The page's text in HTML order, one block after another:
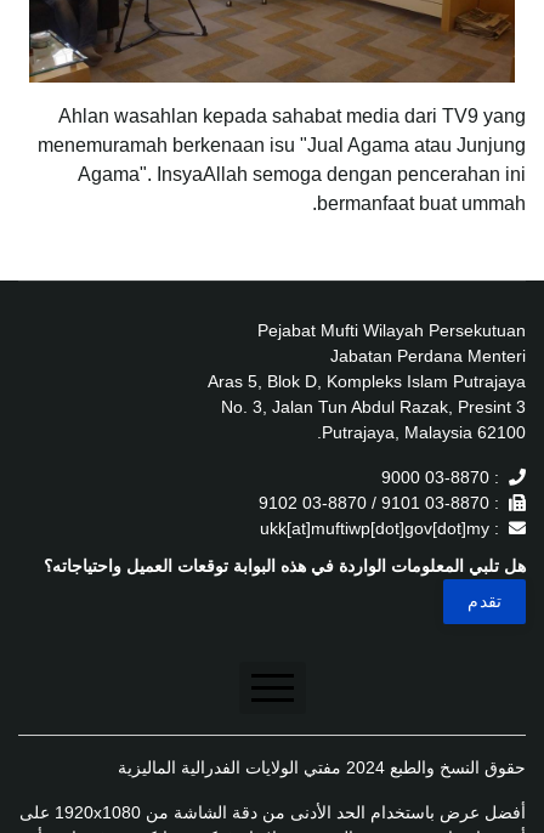
Ahlan wasahlan kepada sahabat media dari TV9 yang
menemuramah berkenaan isu "Jual Agama atau Junjung
Agama". InsyaAllah semoga dengan pencerahan ini
bermanfaat buat ummah.
Pejabat Mufti Wilayah Persekutuan
Jabatan Perdana Menteri
Aras 5, Blok D, Kompleks Islam Putrajaya
No. 3, Jalan Tun Abdul Razak, Presint 3
62100 Putrajaya, Malaysia.
: 03-8870 9000
: 03-8870 9101 / 03-8870 9102
: ukk[at]muftiwp[dot]gov[dot]my
هل تلبي المعلومات الواردة في هذه البوابة توقعات العميل واحتياجاته؟
تنصل
سياسة الخصوصية
سياسة الخصوصية
حقوق النسخ والطبع 2024 مفتي الولايات الفدرالية الماليزية
أفضل عرض باستخدام الحد الأدنى من دقة الشاشة من 1920x1080 على